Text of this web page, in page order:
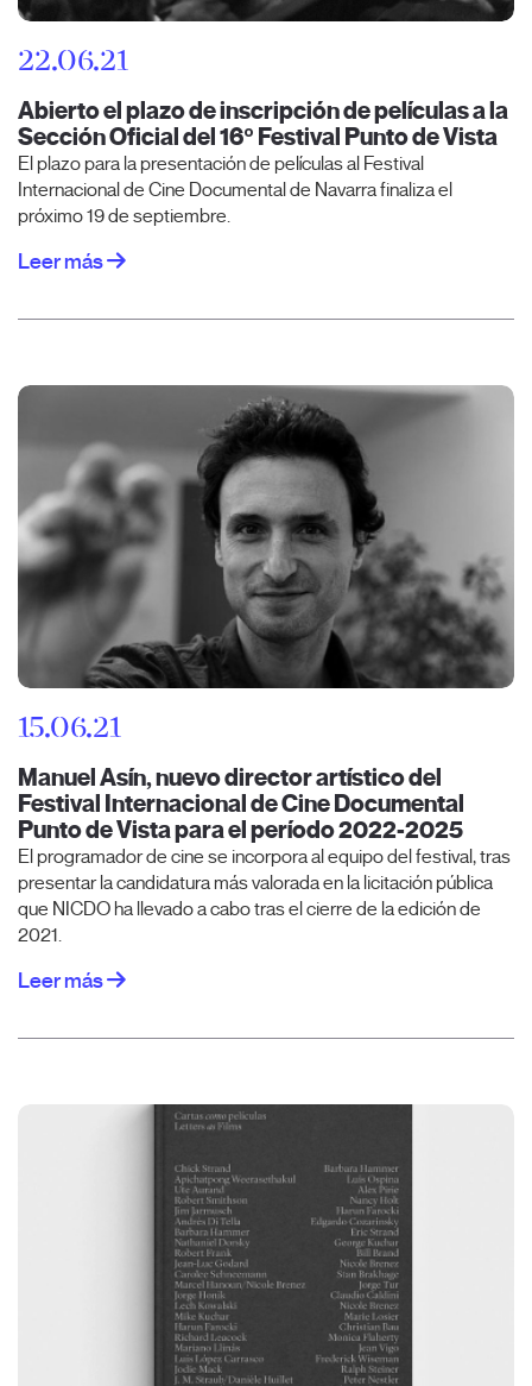
22.06.21
Abierto el plazo de inscripción de películas a la
Sección Oficial del 16º Festival Punto de Vista
El plazo para la presentación de películas al Festival
Internacional de Cine Documental de Navarra finaliza el
próximo 19 de septiembre.
Leer más
15.06.21
Manuel Asín, nuevo director artístico del
Festival Internacional de Cine Documental
Punto de Vista para el período 2022-2025
El programador de cine se incorpora al equipo del festival, tras
presentar la candidatura más valorada en la licitación pública
que NICDO ha llevado a cabo tras el cierre de la edición de
2021.
Leer más